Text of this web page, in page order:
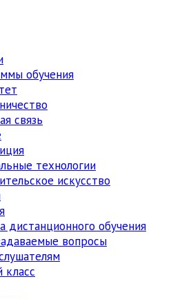
обучения
связь
технологии
искусство
дистанционного обучения
вопросы
класс